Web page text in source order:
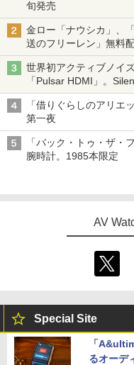
旬発売
金ロー「ナウシカ」、
送のフリーレン」無料
世界初アクティブノイ
「Pulsar HDMI」。
「借りぐらしのアリエ
第一夜
「バック・トゥ・ザ・
腕時計。1985本限定
AV
Special Site
「
るオーデ